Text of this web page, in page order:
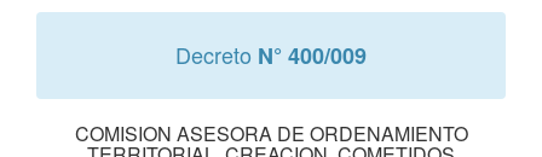
Decreto N° 400/009
COMISION ASESORA DE ORDENAMIENTO